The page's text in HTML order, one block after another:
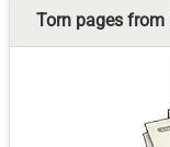
Torn pages from